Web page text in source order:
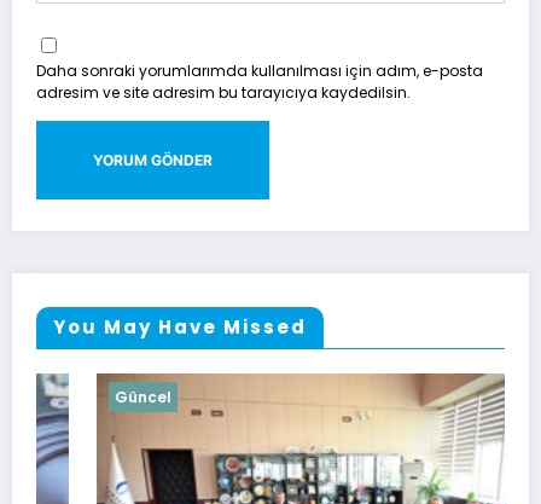
Daha sonraki yorumlarımda kullanılması için adım, e-posta
adresim ve site adresim bu tarayıcıya kaydedilsin.
You May Have Missed
Güncel